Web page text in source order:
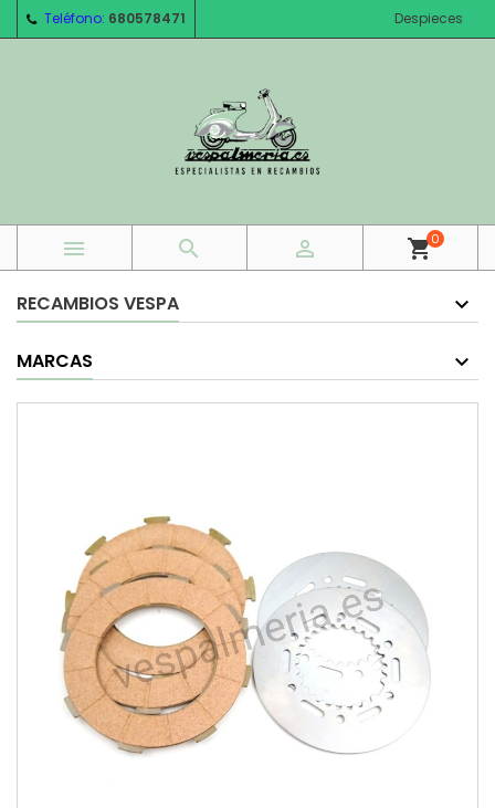
Teléfono: 680578471 Despieces
   shopping_cart0
RECAMBIOS VESPA
MARCAS